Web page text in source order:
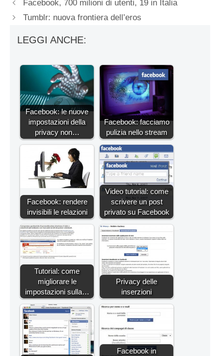
Facebook, 700 milioni di utenti, 19 in Italia
Tumblr: nuova frontiera dell’eros
LEGGI ANCHE:
Facebook: le nuove
impostazioni della
privacy non…
Facebook: facciamo
pulizia nello stream
Facebook: rendere
invisibili le relazioni
Video tutorial: come
scrivere un post
privato su Facebook
Tutorial: come
migliorare le
impostazioni sulla…
Privacy delle
inserzioni
Facebook in